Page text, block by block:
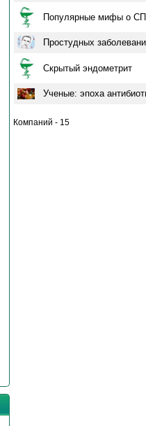
Популярные мифы о
Простудных
Скрытый эндометрит
Ученые: эпоха
Компаний - 15